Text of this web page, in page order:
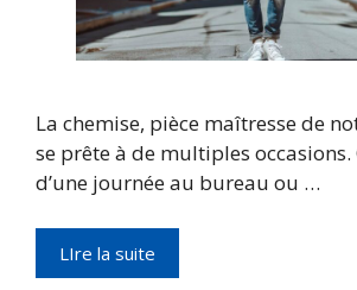
La chemise, pièce maîtresse de
se prête à de multiples occasions.
d’une journée au bureau ou …
LIre la suite